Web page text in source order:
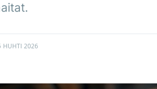
HUHTI 2026